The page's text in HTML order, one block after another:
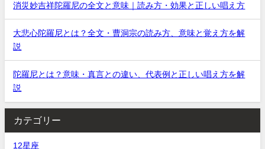
消災妙吉祥陀羅尼の全文と意味｜読み方・効果と正しい唱え方
大悲心陀羅尼とは？全文・曹洞宗の読み方、意味と覚え方を解
説
陀羅尼とは？意味・真言との違い、代表例と正しい唱え方を解
説
カテゴリー
12星座